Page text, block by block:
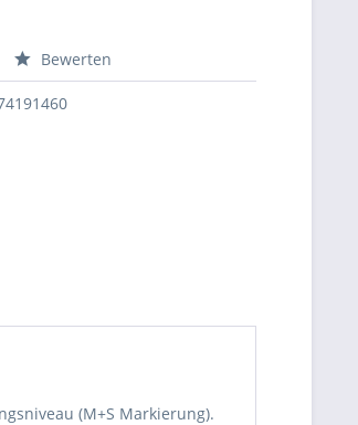
Bewerten
(M+S Markierung).